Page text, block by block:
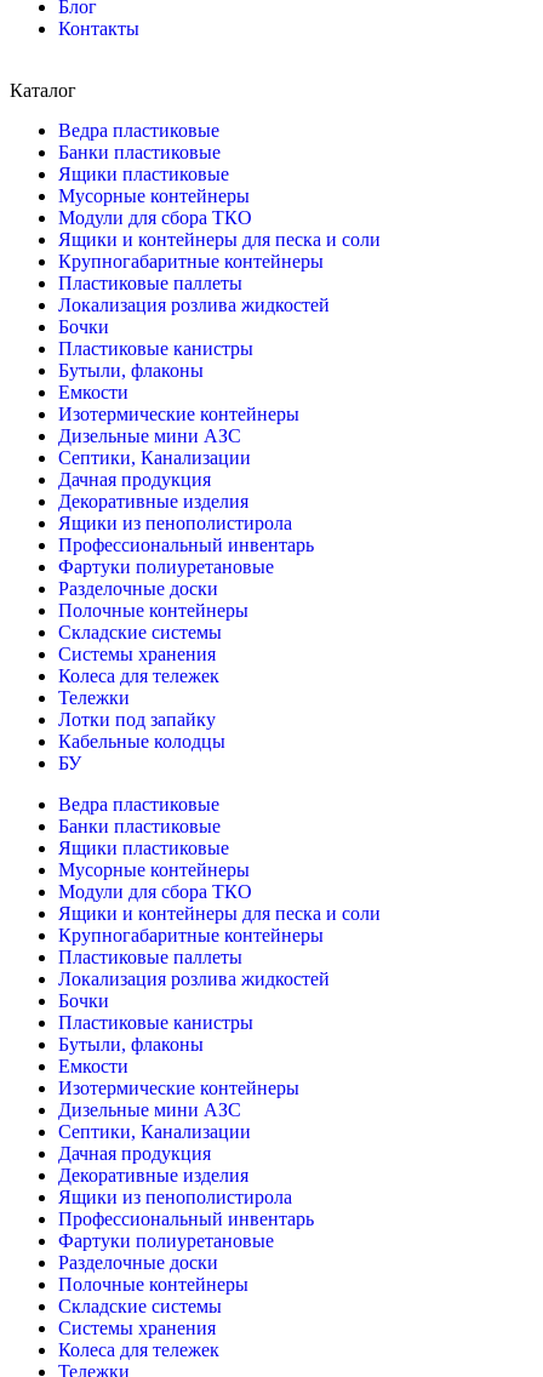
Блог
Контакты
Каталог
Ведра пластиковые
Банки пластиковые
Ящики пластиковые
Мусорные контейнеры
Модули для сбора ТКО
Ящики и контейнеры для песка и соли
Крупногабаритные контейнеры
Пластиковые паллеты
Локализация розлива жидкостей
Бочки
Пластиковые канистры
Бутыли, флаконы
Емкости
Изотермические контейнеры
Дизельные мини АЗС
Септики, Канализации
Дачная продукция
Декоративные изделия
Ящики из пенополистирола
Профессиональный инвентарь
Фартуки полиуретановые
Разделочные доски
Полочные контейнеры
Складские системы
Системы хранения
Колеса для тележек
Тележки
Лотки под запайку
Кабельные колодцы
БУ
Ведра пластиковые
Банки пластиковые
Ящики пластиковые
Мусорные контейнеры
Модули для сбора ТКО
Ящики и контейнеры для песка и соли
Крупногабаритные контейнеры
Пластиковые паллеты
Локализация розлива жидкостей
Бочки
Пластиковые канистры
Бутыли, флаконы
Емкости
Изотермические контейнеры
Дизельные мини АЗС
Септики, Канализации
Дачная продукция
Декоративные изделия
Ящики из пенополистирола
Профессиональный инвентарь
Фартуки полиуретановые
Разделочные доски
Полочные контейнеры
Складские системы
Системы хранения
Колеса для тележек
Тележки